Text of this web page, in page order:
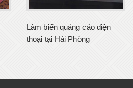
Làm biển quảng cáo điện
thoại tại Hải Phòng